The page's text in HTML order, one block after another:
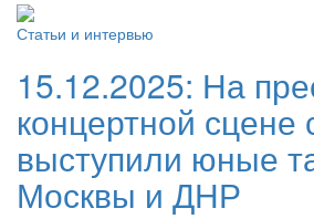
Статьи и интервью
15.12.2025: На
концертной сцене
выступили юные
Москвы и ДНР